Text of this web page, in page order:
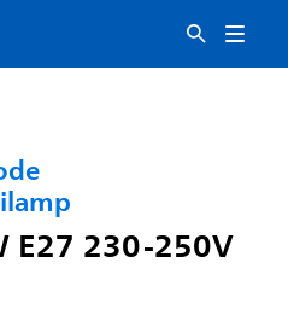
E27 230-250V